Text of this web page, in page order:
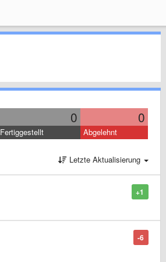
0 0
Fertiggestellt Abgelehnt
Letzte Aktualisierung
+1
-6